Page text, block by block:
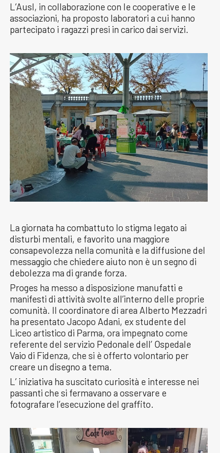
L’Ausl, in collaborazione con le cooperative e le
associazioni, ha proposto laboratori a cui hanno
partecipato i ragazzi presi in carico dai servizi.
La giornata ha combattuto lo stigma legato ai
disturbi mentali, e favorito una maggiore
consapevolezza nella comunità e la diffusione del
messaggio che chiedere aiuto non è un segno di
debolezza ma di grande forza.
Proges ha messo a disposizione manufatti e
manifesti di attività svolte all’interno delle proprie
comunità. Il coordinatore di area Alberto Mezzadri
ha presentato Jacopo Adani, ex studente del
Liceo artistico di Parma, ora impegnato come
referente del servizio Pedonale dell’ Ospedale
Vaio di Fidenza, che si è offerto volontario per
creare un disegno a tema.
L’ iniziativa ha suscitato curiosità e interesse nei
passanti che si fermavano a osservare e
fotografare l’esecuzione del graffito.